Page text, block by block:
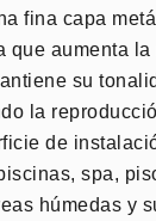
fina capa
que aumenta la
su
la
de
spa,
húmedas y